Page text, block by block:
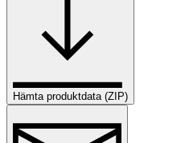
Hämta produktdata (ZIP)